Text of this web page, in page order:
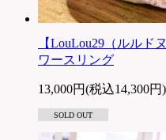
【LouLou29（ルルド
ワースリング
13,000円(税込14,300円)
SOLD OUT